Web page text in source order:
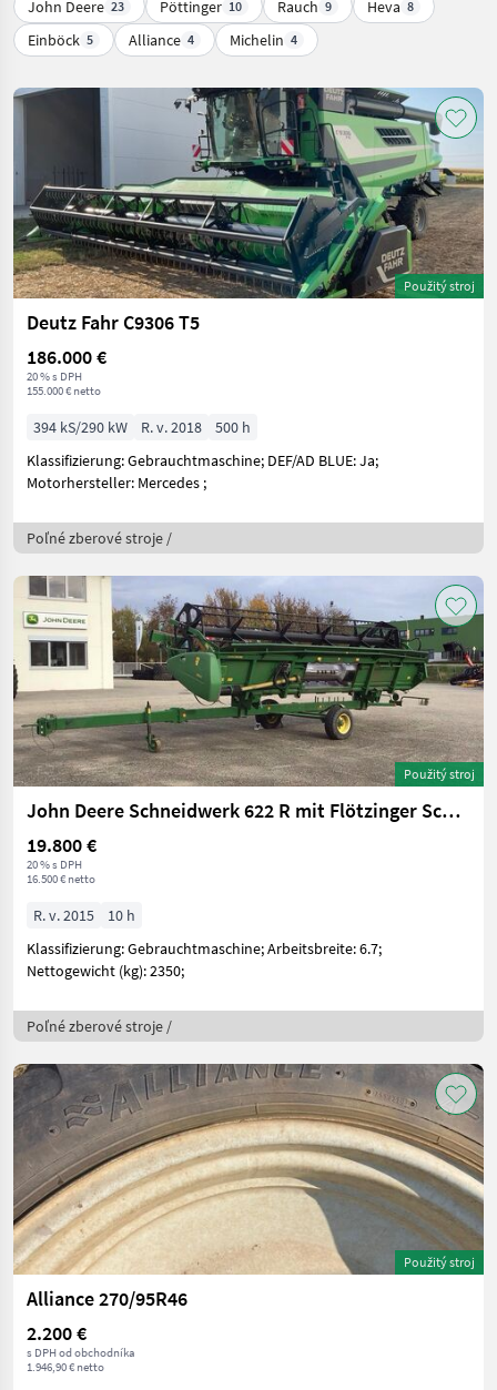
John Deere 23 Pöttinger 10 Rauch 9 Heva 8
Einböck 5 Alliance 4 Michelin 4
Použitý stroj
Deutz Fahr C9306 T5
186.000 €
20 % s DPH
155.000 € netto
394 kS/290 kW R. v. 2018
500 h
Klassifizierung: Gebrauchtmaschine; DEF/AD BLUE: Ja;
Motorhersteller: Mercedes ;
Poľné zberové stroje /
Použitý stroj
John Deere Schneidwerk 622 R mit Flötzinger Schneidwerkswag
19.800 €
20 % s DPH
16.500 € netto
R. v. 2015
10 h
Klassifizierung: Gebrauchtmaschine; Arbeitsbreite: 6.7;
Nettogewicht (kg): 2350;
Poľné zberové stroje /
Použitý stroj
Alliance 270/95R46
2.200 €
s DPH od obchodníka
1.946,90 € netto